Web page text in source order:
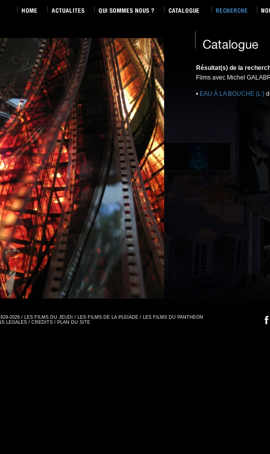
Résultat(s) de la
Films avec Michel
• EAU À LA BOUCHE (L')
2026 / LES FILMS DU JEUDI / LES FILMS DE LA PLEIADE / LES FILMS DU PANTHEON
LEGALES / CREDITS / PLAN DU SITE